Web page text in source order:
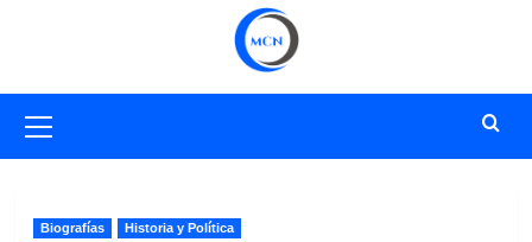
primario
Biografías Historia y Política